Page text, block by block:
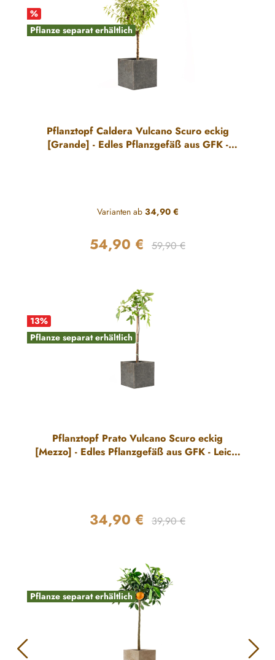
%
Pflanze separat erhältlich
Pflanztopf Caldera Vulcano Scuro eckig
[Grande] - Edles Pflanzgefäß aus GFK -
Varianten ab34,90 €
Verkaufspreis:
54,90 € Regulärer Preis:
59,90 €
13%
Pflanze separat erhältlich
Pflanztopf Prato Vulcano Scuro eckig
[Mezzo] - Edles Pflanzgefäß aus GFK - Leicht
Verkaufspreis:
34,90 € Regulärer Preis:
39,90 €
Pflanze separat erhältlich